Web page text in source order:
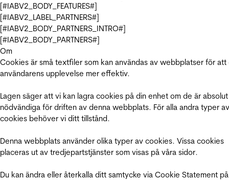
[#IABV2_BODY_FEATURES#]
[#IABV2_LABEL_PARTNERS#]
[#IABV2_BODY_PARTNERS_INTRO#]
[#IABV2_BODY_PARTNERS#]
Om
Cookies är små textfiler som kan användas av webbplatser för att
användarens upplevelse mer effektiv.
Lagen säger att vi kan lagra cookies på din enhet om de är absolut
nödvändiga för driften av denna webbplats. För alla andra typer av
cookies behöver vi ditt tillstånd.
Denna webbplats använder olika typer av cookies. Vissa cookies
placeras ut av tredjepartstjänster som visas på våra sidor.
Du kan ändra eller återkalla ditt samtycke via Cookie Statement